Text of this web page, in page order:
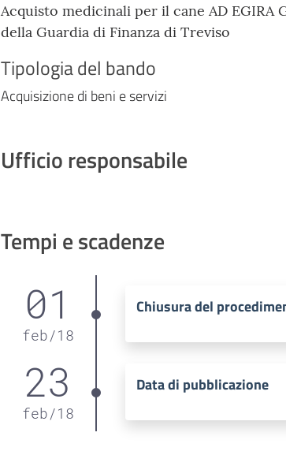
Acquisto medicinali per il cane AD EGIRA
della Guardia di Finanza di Treviso
Tipologia del bando
Acquisizione di beni e servizi
Ufficio responsabile
Tempi e scadenze
01
feb/18
Chiusura del
23
feb/18
Data di pubblicazione